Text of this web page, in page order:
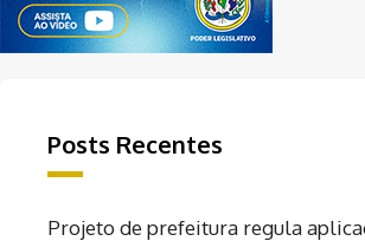
Posts Recentes
Projeto de prefeitura regula